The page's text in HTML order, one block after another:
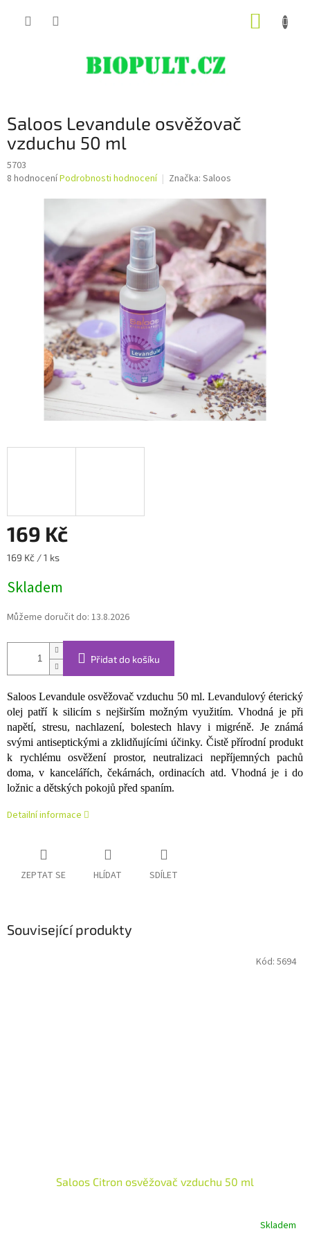
Saloos Levandule osvěžovač
vzduchu 50 ml
5703
Průměrné
hvězdiček.
8 hodnoceníPodrobnosti hodnocení Značka: Saloos
169 Kč
Měrná
169 Kč / 1 ks
Skladem
Můžeme doručit do: 13.8.2026
Přidat do košíku
Saloos Levandule osvěžovač vzduchu 50 ml. Levandulový éterický
olej patří k silicím s nejširším možným využitím. Vhodná je při
napětí, stresu, nachlazení, bolestech hlavy i migréně. Je známá
svými antiseptickými a zklidňujícími účinky. Čistě přírodní produkt
k rychlému osvěžení prostor, neutralizaci nepříjemných pachů
doma, v kancelářích, čekárnách, ordinacích atd. Vhodná je i do
ložnic a dětských pokojů před spaním.
Detailní informace
ZEPTAT SE HLÍDAT SDÍLET
Související produkty
Saloos Citron osvěžovač vzduchu 50 ml
Skladem
Kód: 5694